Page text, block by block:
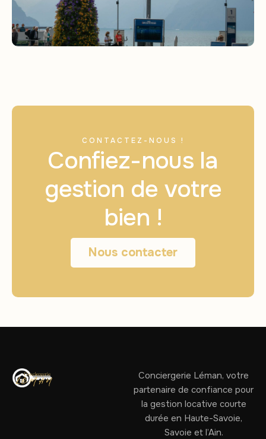
CONTACTEZ-NOUS !
Confiez-nous la
gestion de votre
bien !
Nous contacter
Conciergerie Léman, votre
partenaire de confiance pour
la gestion locative courte
durée en Haute-Savoie,
Savoie et l’Ain.